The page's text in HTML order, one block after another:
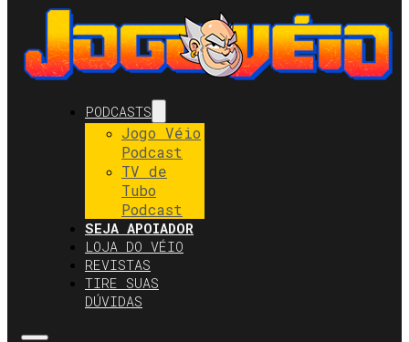
PODCASTS
Jogo Véio
Podcast
TV de
Tubo
Podcast
SEJA APOIADOR
LOJA DO VÉIO
REVISTAS
TIRE SUAS
DÚVIDAS